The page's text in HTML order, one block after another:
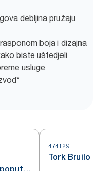
debljina pružaju
boja i dizajna
biste uštedjeli
usluge
474129
Tork